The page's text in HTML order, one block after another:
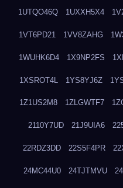
1UTQO46Q 1UXXH5X4
1VT6PD21 1VV8ZAHG
1WUHK6D4 1X9NP2FS
1XSROT4L 1YS8YJ6Z
1Z1US2M8 1ZLGWTF7
2110Y7UD 21J9UIA6
22RDZ3DD 22S5F4PR
24MC44U0 24TJTMVU